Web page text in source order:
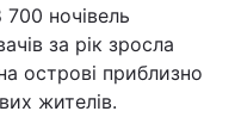
ночівель
за рік зросла
острові приблизно
жителів.